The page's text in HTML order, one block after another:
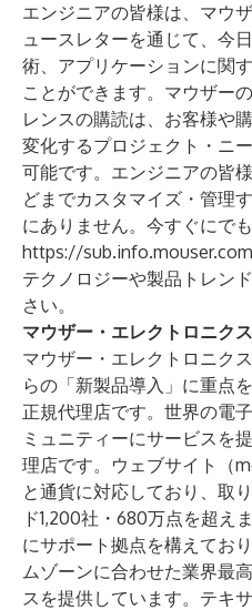
エンジニアの皆様は、マウ
ュースレターを通じて、今
術、アプリケーションに関
ことができます。マウザー
レンスの購読は、お客様や
変化するプロジェクト・ニ
可能です。エンジニアの皆
どまでカスタマイズ・管理
にありません。今すぐにでも
https://
テクノロジーや製品トレン
さい。
マウザー・エレクトロニク
マウザー・エレクトロニク
らの「新製品導入」に重点
正規代理店です。世界の電
ミュニティーにサービスを
理店です。ウェブサイト（
と通貨に対応しており、取
ド1,200社・680万点を超え
にサポート拠点を構えてお
ムゾーンに合わせた業界最
スを提供しています。テキ